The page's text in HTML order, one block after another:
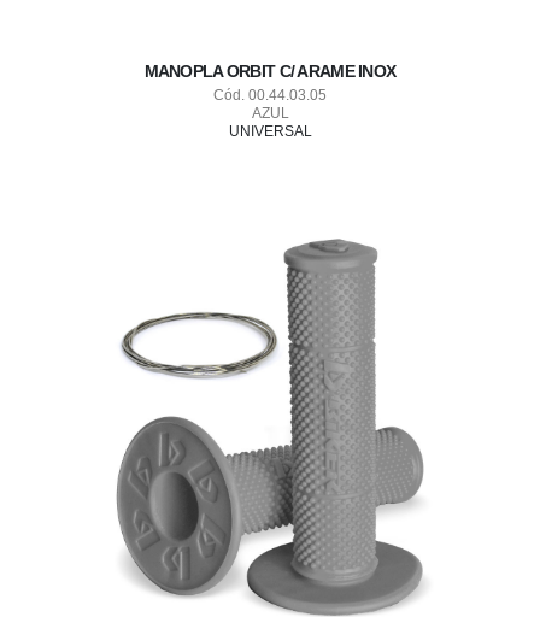
MANOPLA ORBIT C/ ARAME INOX
Cód. 00.44.03.05
AZUL
UNIVERSAL